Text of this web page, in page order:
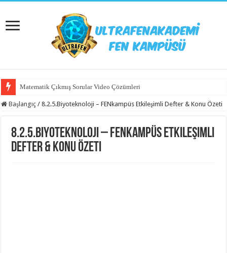
Matematik Çıkmış Sorular Video Çözümleri
Matematik 6.Ünite Örnek Sorular Video Çözümleri
Başlangıç / 8.2.5.Biyoteknoloji – FENkampüs Etkileşimli Defter & Konu Özeti
8.2.5.Biyoteknoloji – FENkampüs Etkileşimli
Defter & Konu Özeti